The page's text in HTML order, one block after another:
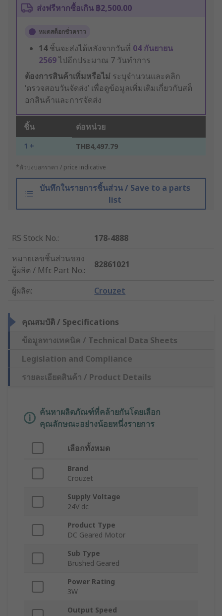
ส่งฟรีหากซื้อเกิน ฿2,500.00
หมดสต็อกชั่วคราว
14ชิ้นจะส่งได้หลังจากวันที่ 04 กันยายน
2569ไปอีกประมาณ 7 วันทำการ
ต้องการสินค้าเพิ่มหรือไม่ ระบุจำนวนและคลิก
‘ตรวจสอบวันจัดส่ง’ เพื่อดูข้อมูลเพิ่มเติมเกี่ยวกับสต็
อกสินค้าและการจัดส่ง
ชิ้น ต่อหน่วย
1 + THB4,497.79
*ตัวบ่งบอกราคา / price indicative
บันทึกในรายการชิ้นส่วน / Save to a parts
list
RS Stock No.:
178-4888
หมายเลขชิ้นส่วนของ
ผู้ผลิต / Mfr. Part No.:
82861021
ผู้ผลิต: Crouzet
คุณสมบัติ / Specifications
ข้อมูลทางเทคนิค / Technical Data Sheets
Legislation and Compliance
รายละเอียดสินค้า / Product Details
ค้นหาผลิตภัณฑ์ที่คล้ายกันโดยเลือก
คุณลักษณะอย่างน้อยหนึ่งรายการ
เลือกทั้งหมด
Brand
Crouzet
Supply Voltage
24V dc
Product Type
DC Geared Motor
Sub Type
Brushed Geared
Power Rating
3W
Output Speed